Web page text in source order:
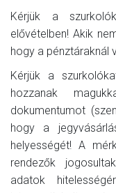
Kérjük a
elővételben! Akik
hogy a pénztáraknál
Kérjük a
hozzanak
dokumentumot
hogy a
helyességét! A
rendezők
adatok